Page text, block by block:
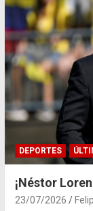
DEPORTES
¡Néstor
23/07/2026